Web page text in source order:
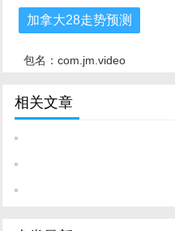
加拿大28走势预测
包名：com.jm.video
相关文章